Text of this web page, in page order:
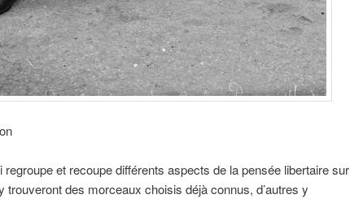
regroupe et recoupe différents aspects de la pensée libertaire sur
trouveront des morceaux choisis déjà connus, d’autres y